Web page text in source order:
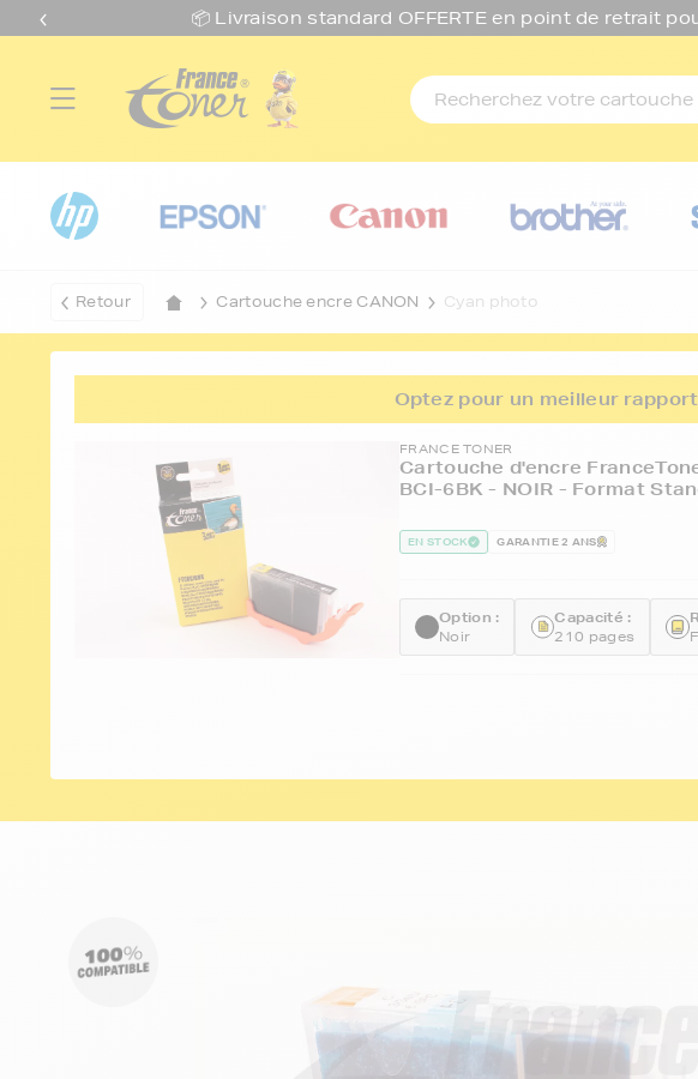
📦 Livraison standard OFFERTE en point de retrait
Retour Cartouche encre CANON Cyan photo
Optez pour un meilleur
FRANCE TONER
Cartouche d'encre
BCI-6BK - NOIR - Format
EN STOCK GARANTIE 2 ANS
Option :
Noir
Capacité :
210 pages